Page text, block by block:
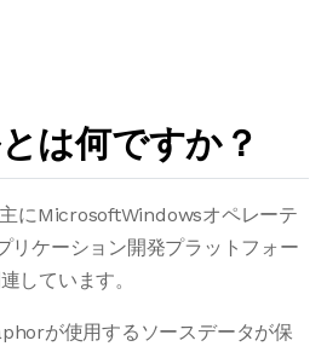
は何ですか？
にMicrosoftWindowsオペレーテ
リケーション開発プラットフォー
しています。
が使用するソースデータが保